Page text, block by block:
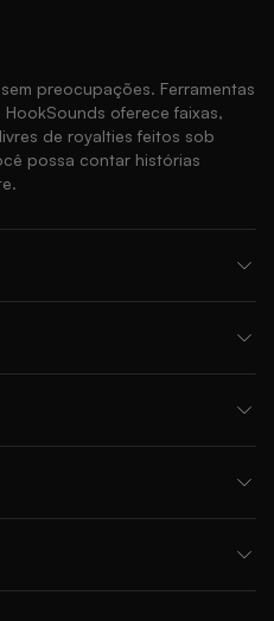
preocupações. Ferramentas
oferece faixas,
de royalties feitos sob
possa contar histórias